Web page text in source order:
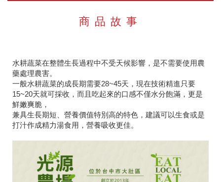
商品故事
水耕蔬菜在整體生長過程中不受天候影響，是不需要使用農
藥處理農害。
一般水耕蔬菜的成長期需要28~45天，現在技術精進只要
15~20天就可採收，而且吃起來的口感不僅水分飽滿，更是
鮮嫩爽脆，
兼具生長期短、營養價值特別高的特色，建議可以生食或是
打汁作成精力湯食用，營養吸收更佳。